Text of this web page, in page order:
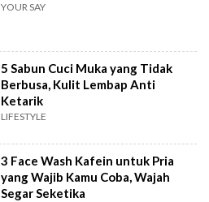
YOUR SAY
5 Sabun Cuci Muka yang Tidak
Berbusa, Kulit Lembap Anti
Ketarik
LIFESTYLE
3 Face Wash Kafein untuk Pria
yang Wajib Kamu Coba, Wajah
Segar Seketika